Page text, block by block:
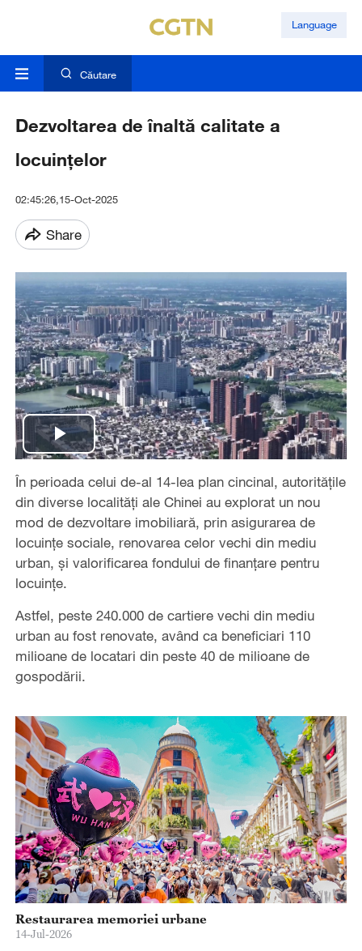
Language
Căutare
Dezvoltarea de înaltă calitate a
locuințelor
02:45:26,15-Oct-2025
Share
Play
Video
În perioada celui de-al 14-lea plan cincinal, autoritățile
din diverse localități ale Chinei au explorat un nou
mod de dezvoltare imobiliară, prin asigurarea de
locuințe sociale, renovarea celor vechi din mediu
urban, și valorificarea fondului de finanțare pentru
locuințe.
Astfel, peste 240.000 de cartiere vechi din mediu
urban au fost renovate, având ca beneficiari 110
milioane de locatari din peste 40 de milioane de
gospodării.
Restaurarea memoriei urbane
14-Jul-2026